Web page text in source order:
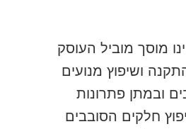
מוסך מוביל העוסק
ושיפוץ מנועים
ובמתן פתרונות
חלקים הסובבים